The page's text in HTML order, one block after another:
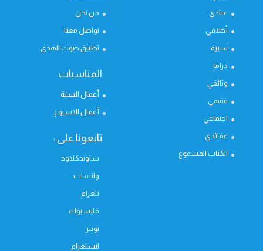
عبادي
أخلاقي
سيرة
دراما
وثائقي
فقهي
اجتماعي
عقائدي
الكتاب المسموع
من نحن
تواصل معنا
تطبيق صوت الهدى
المناسبات
أعمال السنة
أعمال الاسبوع
تابعونا على :
ساوندكلاود
واتساب
تلغرام
فايسبوك
تويتر
انستغرام